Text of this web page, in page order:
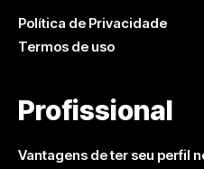
Política de Privacidade
Termos de uso
Profissional
Vantagens de ter seu perfil